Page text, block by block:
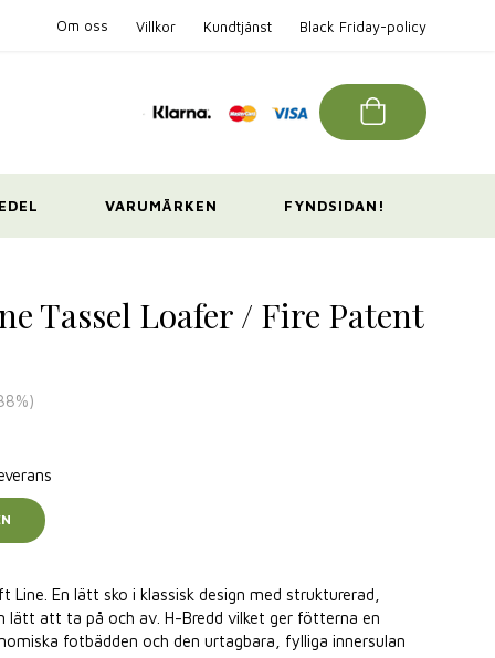
Om oss Villkor Kundtjänst Black Friday-policy
VARUMÄRKEN FYNDSIDAN!
Tassel Loafer / Fire Patent
%)
En lätt sko i klassisk design med strukturerad,
lätt att ta på och av. H-Bredd vilket ger fötterna en
fotbädden och den urtagbara, fylliga innersulan